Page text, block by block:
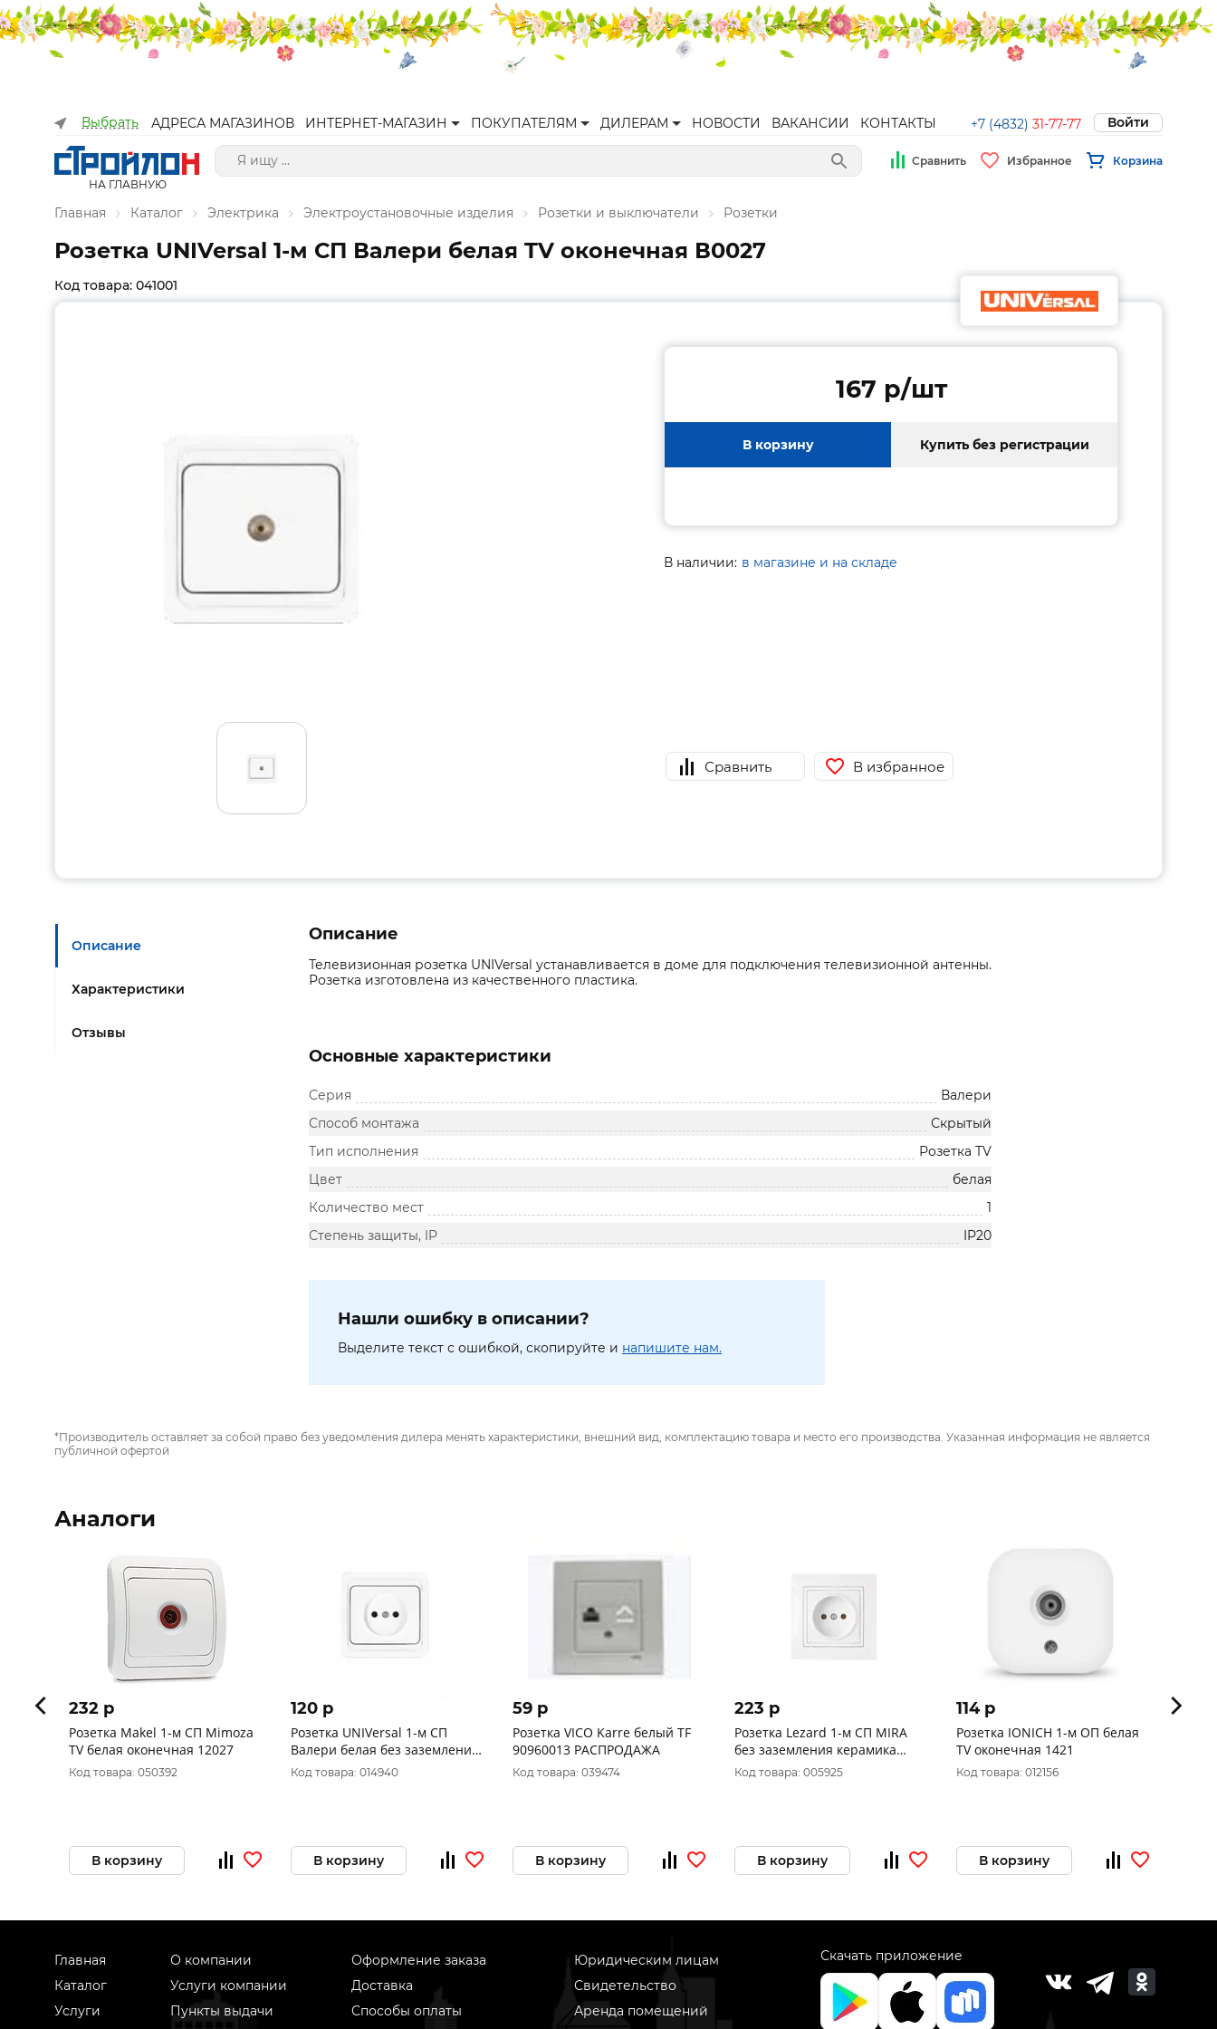
Выбрать АДРЕСА МАГАЗИНОВ ИНТЕРНЕТ-МАГАЗИН ПОКУПАТЕЛЯМ ДИЛЕРАМ НОВОСТИ ВАКАНСИИ КОНТАКТЫ +7 (4832) 31-77-77 Войти
НА ГЛАВНУЮ
Сравнить Избранное Корзина
Главная Каталог Электрика Электроустановочные изделия Розетки и выключатели Розетки
Розетка UNIVersal 1-м СП Валери белая TV оконечная В0027
Код товара: 041001
167 p/шт
В корзину Купить без регистрации
В наличии: в магазине и на складе
Сравнить В избранное
Описание
Характеристики
Отзывы
Описание
Телевизионная розетка UNIVersal устанавливается в доме для подключения телевизионной антенны.
Розетка изготовлена из качественного пластика.
Основные характеристики
Серия
Валери
Способ монтажа
Скрытый
Тип исполнения
Розетка TV
Цвет
белая
Количество мест
1
Степень защиты, IP
IP20
Нашли ошибку в описании?
Выделите текст с ошибкой, скопируйте и напишите нам.
*Производитель оставляет за собой право без уведомления дилера менять характеристики, внешний вид, комплектацию товара и место его производства. Указанная информация не является
публичной офертой
Аналоги
232 p
Розетка Makel 1-м СП Mimoza
TV белая оконечная 12027
Код товара: 050392
В корзину
120 p
Розетка UNIVersal 1-м СП
Валери белая без заземления
16А IP20 В0022
Код товара: 014940
В корзину
59 p
Розетка VICO Karre белый TF
90960013 РАСПРОДАЖА
Код товара: 039474
В корзину
223 p
Розетка Lezard 1-м СП MIRA
без заземления керамика
белая 701-0202-121
Код товара: 005925
В корзину
114 p
Розетка IONICH 1-м ОП белая
TV оконечная 1421
Код товара: 012156
В корзину
159
Главная
Каталог
Услуги
О компании
Услуги компании
Пункты выдачи
Оформление заказа
Доставка
Способы оплаты
Юридическим лицам
Свидетельство
Аренда помещений
Скачать приложение